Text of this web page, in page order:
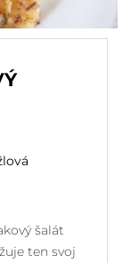
šalát
ten svoj